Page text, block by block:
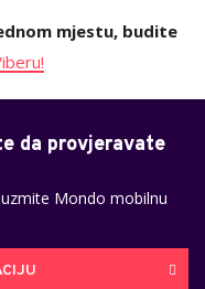
mjestu, budite
da provjeravate
Mondo mobilnu